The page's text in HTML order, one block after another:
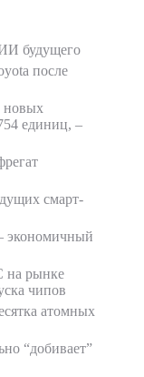
будущего
после
новых
единиц, –
смарт-
экономичный
на рынке
чипов
атомных
“добивает”